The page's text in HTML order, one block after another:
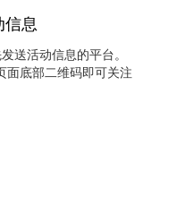
信息
送活动信息的平台。
面底部二维码即可关注